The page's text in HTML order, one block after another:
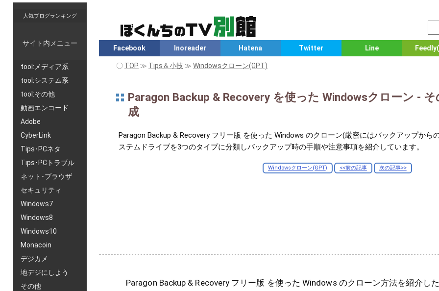
人気ブログランキング
サイト内メニュー
tool:メディア系
tool:システム系
tool:その他
動画エンコード
Adobe
CyberLink
Tips･PCネタ
Tips･PCトラブル
ネット･ブラウザ
セキュリティ
Windows7
Windows8
Windows10
Monacoin
デジカメ
地デジにしよう
その他
Facebook Inoreader Hatena Twitter Line
〇 TOP ≫ Tips＆小技≫ Windowsクローン(GPT)
Paragon Backup & Recovery を使った Windowsクローン -
成
Paragon Backup & Recovery フリー版 を使った Windows のクローン(厳密にはバックアップから
ステムドライブを3つのタイプに分類しバックアップ時の手順や注意事項を紹介しています。
Windowsクローン(GPT) <<前の記事 次の記事>>
Paragon Backup & Recovery フリー版 を使った Windows のクローン方法を紹介し